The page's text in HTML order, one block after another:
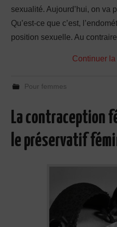
sexualité. Aujourd’hui, on va
Qu’est-ce que c’est,
position sexuelle. Au
Continuer la
Pour femmes
La contraception
le préservatif